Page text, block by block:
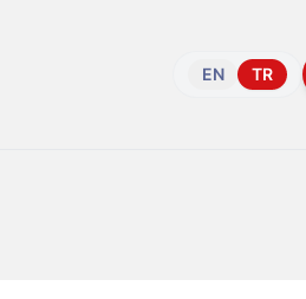
EN TR